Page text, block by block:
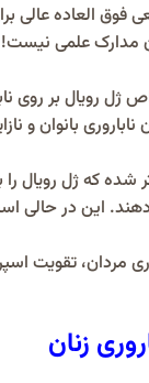
العاده عالی
مدارک علمی نیست!
رویال بر روی
ناباروری بانوان و
که ژل رویال را
دهند. این در حالی
مردان، تقویت
زنان